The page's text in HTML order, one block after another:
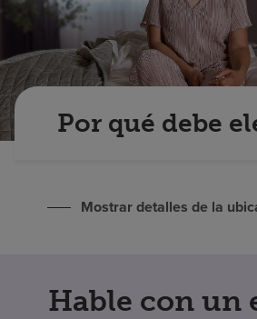
Inversores
Empleos
Pagar mi factura
Por qué debe
Mostrar detalles de la
Hable con un